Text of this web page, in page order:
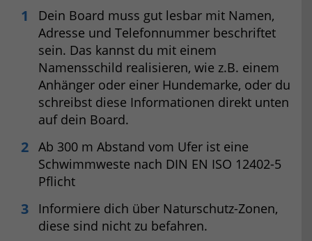
Dein Board muss gut lesbar mit Namen,
Adresse und Telefonnummer beschriftet
sein. Das kannst du mit einem
Namensschild realisieren, wie z.B. einem
Anhänger oder einer Hundemarke, oder du
schreibst diese Informationen direkt unten
auf dein Board.
Ab 300 m Abstand vom Ufer ist eine
Schwimmweste nach DIN EN ISO 12402-5
Pflicht
Informiere dich über Naturschutz-Zonen,
diese sind nicht zu befahren.